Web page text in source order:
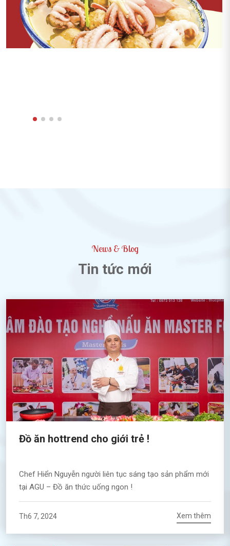
News & Blog
Tin tức mới
Đồ ăn hottrend cho giới trẻ !
Chef Hiển Nguyễn người liên tục sáng tạo sản phẩm mới
tại AGU – Đồ ăn thức uống ngon !
Th6 7, 2024 Xem thêm